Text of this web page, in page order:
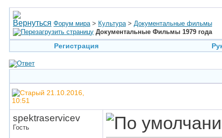
Форум мира > Культура > Документальные фильмы
Документальные Фильмы 1979 года
Регистрация
21.10.2016,
10:51
spektraservicev
Гость